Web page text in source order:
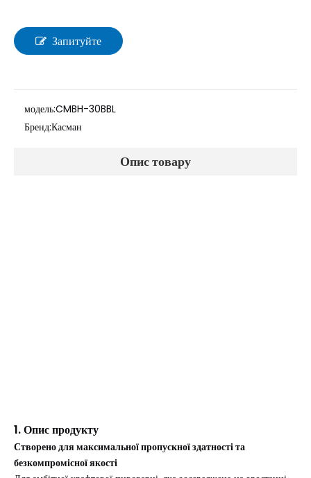
Запитуйте
модель:CMBH-30BBL
Бренд:Касман
Опис товару
1. Опис продукту
Створено для максимальної пропускної здатності та
безкомпромісної якості